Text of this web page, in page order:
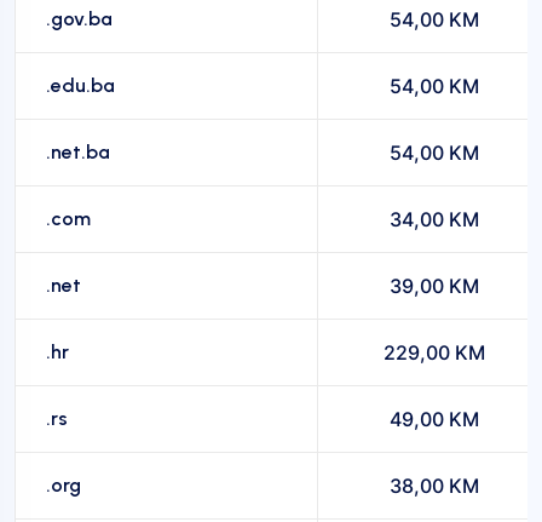
.gov.ba 54,00 KM
.edu.ba 54,00 KM
.net.ba 54,00 KM
.com 34,00 KM
.net 39,00 KM
.hr 229,00 KM
.rs 49,00 KM
.org 38,00 KM